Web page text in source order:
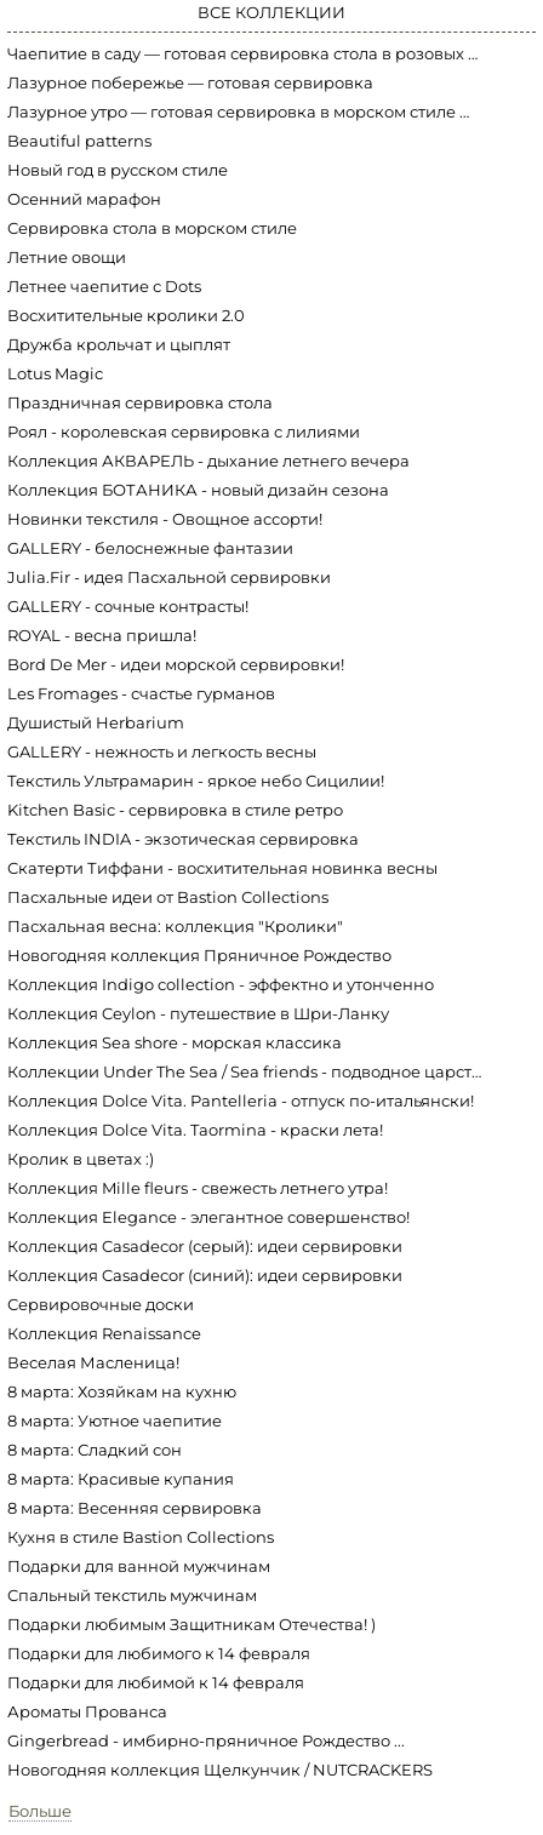
ВСЕ КОЛЛЕКЦИИ
Чаепитие в саду — готовая сервировка стола в розовых тонах
Лазурное побережье — готовая сервировка
Лазурное утро — готовая сервировка в морском стиле Marine World
Beautiful patterns
Новый год в русском стиле
Осенний марафон
Сервировка стола в морском стиле
Летние овощи
Летнее чаепитие с Dots
Восхитительные кролики 2.0
Дружба крольчат и цыплят
Lotus Magic
Праздничная сервировка стола
Роял - королевская сервировка с лилиями
Коллекция АКВАРЕЛЬ - дыхание летнего вечера
Коллекция БОТАНИКА - новый дизайн сезона
Новинки текстиля - Овощное ассорти!
GALLERY - белоснежные фантазии
Julia.Fir - идея Пасхальной сервировки
GALLERY - сочные контрасты!
ROYAL - весна пришла!
Bord De Mer - идеи морской сервировки!
Les Fromages - счастье гурманов
Душистый Herbarium
GALLERY - нежность и легкость весны
Текстиль Ультрамарин - яркое небо Сицилии!
Kitchen Basic - сервировка в стиле ретро
Текстиль INDIA - экзотическая сервировка
Скатерти Тиффани - восхитительная новинка весны
Пасхальные идеи от Bastion Сollections
Пасхальная весна: коллекция "Кролики"
Новогодняя коллекция Пряничное Рождество
Коллекция Indigo collection - эффектно и утонченно
Коллекция Ceylon - путешествие в Шри-Ланку
Коллекция Sea shore - морская классика
Коллекции Under The Sea / Sea friends - подводное царство
Коллекция Dolce Vita. Pantelleria - отпуск по-итальянски!
Коллекция Dolce Vita. Taormina - краски лета!
Кролик в цветах :)
Коллекция Mille fleurs - свежесть летнего утра!
Коллекция Elegance - элегантное совершенство!
Коллекция Casadecor (серый): идеи сервировки
Коллекция Casadecor (синий): идеи сервировки
Сервировочные доски
Коллекция Renaissance
Веселая Масленица!
8 марта: Хозяйкам на кухню
8 марта: Уютное чаепитие
8 марта: Сладкий сон
8 марта: Красивые купания
8 марта: Весенняя сервировка
Кухня в стиле Bastion Collections
Подарки для ванной мужчинам
Спальный текстиль мужчинам
Подарки любимым Защитникам Отечества! )
Подарки для любимого к 14 февраля
Подарки для любимой к 14 февраля
Ароматы Прованса
Gingerbread - имбирно-пряничное Рождество ...
Новогодняя коллекция Щелкунчик / NUTCRACKERS